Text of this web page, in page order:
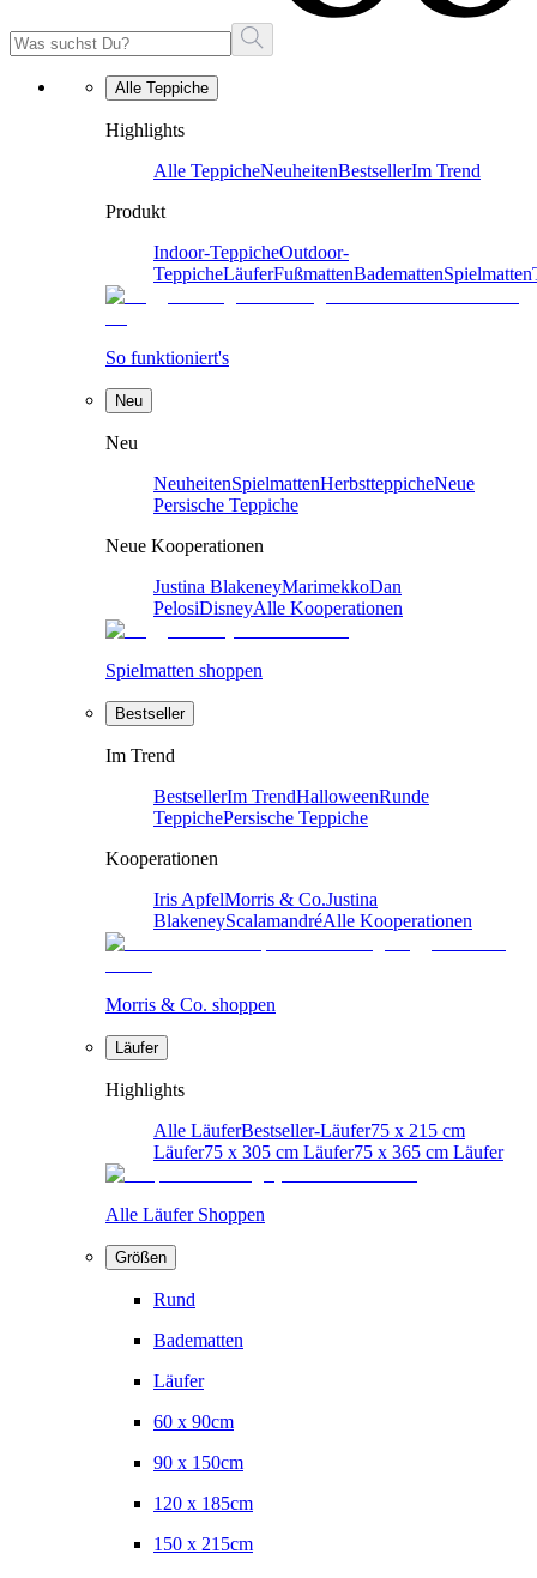
Alle Teppiche
Highlights
Alle TeppicheNeuheitenBestsellerIm Trend
Produkt
Indoor-TeppicheOutdoor-
TeppicheLäuferFußmattenBademattenSpielmatten
So funktioniert's
Neu
Neu
NeuheitenSpielmattenHerbstteppicheNeue
Persische Teppiche
Neue Kooperationen
Justina BlakeneyMarimekkoDan
PelosiDisneyAlle Kooperationen
Spielmatten shoppen
Bestseller
Im Trend
BestsellerIm TrendHalloweenRunde
TeppichePersische Teppiche
Kooperationen
Iris ApfelMorris & Co.Justina
BlakeneyScalamandréAlle Kooperationen
Morris & Co. shoppen
Läufer
Highlights
Alle LäuferBestseller-Läufer75 x 215 cm
Läufer75 x 305 cm Läufer75 x 365 cm Läufer
Alle Läufer Shoppen
Größen
Rund
Badematten
Läufer
60 x 90cm
90 x 150cm
120 x 185cm
150 x 215cm